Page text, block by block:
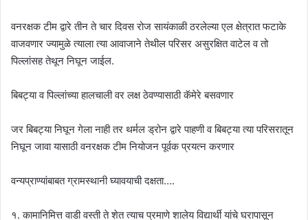
वनरक्षक टीम द्वारे तीन ते चार दिवस रोज सायंकाळी ठरलेल्या एल क्षेत्रात फटाके
वाजवणार ज्यामुळे त्याला त्या आवाजाने तेथील परिसर असुरक्षित वाटेल व तो
पिल्लांसह तेथून निघून जाईल.
बिबट्या व पिल्लांच्या हालचाली वर लक्ष ठेवण्यासाठी कॅमेरे बसवणार
जर बिबट्या निघून गेला नाही तर थर्मल ड्रोन द्वारे पाहणी व बिबट्या त्या परिसरातून
निघून जावा यासाठी वनरक्षक टीम नियोजन पूर्वक प्रयत्न करणार
वन्यप्राण्यांबाबत ग्रामस्थानी घ्यावयाची दक्षता….
१. कामानिमित्त वाडी वस्ती ते शेत त्याच प्रमाणे शालेय विद्यार्थी यांचे घरापासून